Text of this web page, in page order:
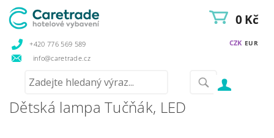
+420 776 569 589
info@caretrade.cz
CZK EUR
0 Kč
Dětská lampa Tučňák, LED